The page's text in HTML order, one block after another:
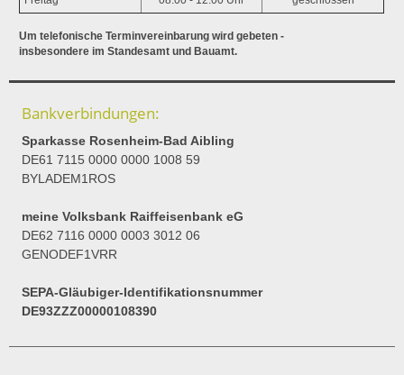
Um telefonische Terminvereinbarung wird gebeten -
insbesondere im Standesamt und Bauamt.
Bankverbindungen:
Sparkasse Rosenheim-Bad Aibling
DE61 7115 0000 0000 1008 59
BYLADEM1ROS
meine Volksbank Raiffeisenbank eG
DE62 7116 0000 0003 3012 06
GENODEF1VRR
SEPA-Gläubiger-Identifikationsnummer
DE93ZZZ00000108390